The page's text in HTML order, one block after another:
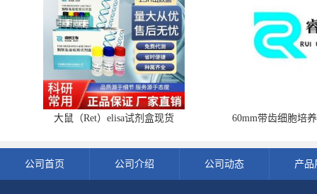
大鼠（Ret）elisa试剂盒现货 60mm带齿细胞培
公司首页 公司介绍 公司动态 产品